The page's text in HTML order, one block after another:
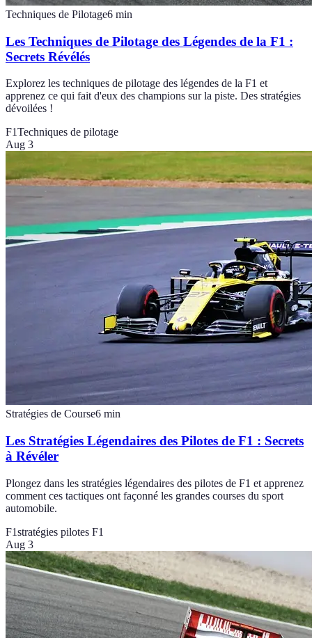
Techniques de Pilotage6 min
Les Techniques de Pilotage des Légendes de la F1 :
Secrets Révélés
Explorez les techniques de pilotage des légendes de la F1 et
apprenez ce qui fait d'eux des champions sur la piste. Des stratégies
dévoilées !
F1Techniques de pilotage
Aug 3
Stratégies de Course6 min
Les Stratégies Légendaires des Pilotes de F1 : Secrets
à Révéler
Plongez dans les stratégies légendaires des pilotes de F1 et apprenez
comment ces tactiques ont façonné les grandes courses du sport
automobile.
F1stratégies pilotes F1
Aug 3